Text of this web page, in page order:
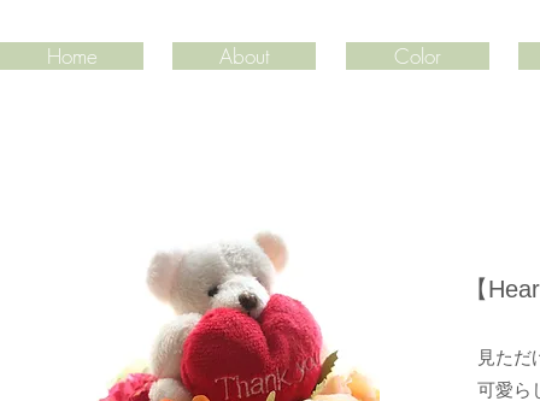
Home About Color
【
見ただ
可愛ら